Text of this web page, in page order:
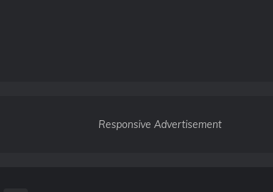
Responsive Advertisement